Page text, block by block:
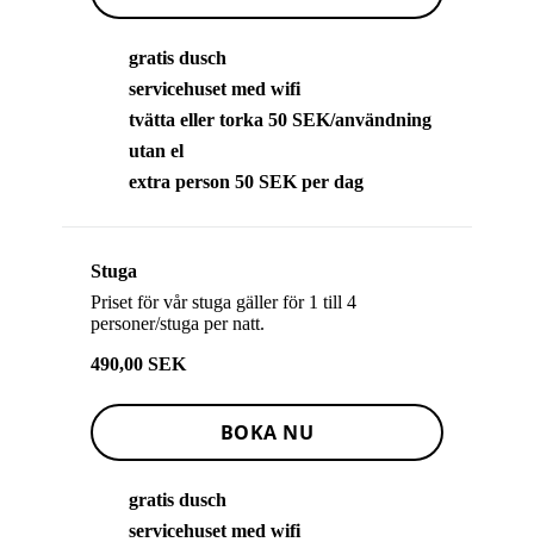
gratis dusch
servicehuset med wifi
tvätta eller torka 50 SEK/användning
utan el
extra person 50 SEK per dag
Stuga
Priset för vår stuga gäller för 1 till 4
personer/stuga per natt.
490,00 SEK
gratis dusch
servicehuset med wifi
BOKA NU